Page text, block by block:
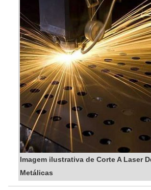
Imagem ilustrativa de Corte A Laser
Metálicas